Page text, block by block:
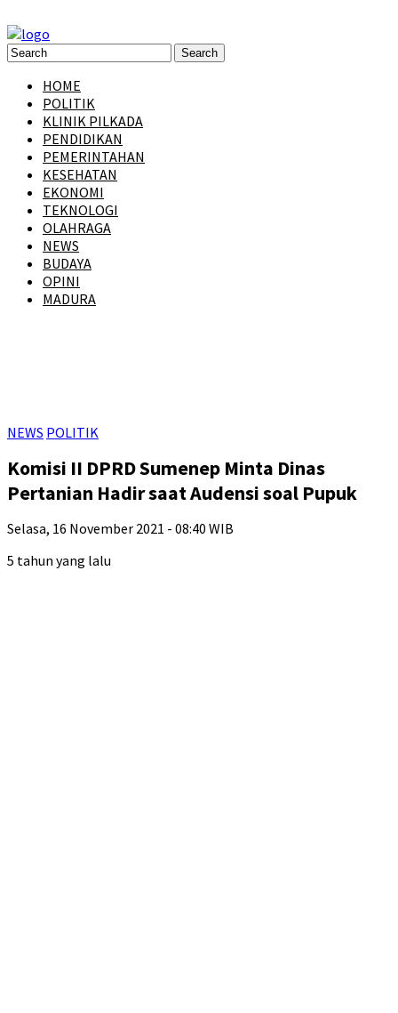
HOME
POLITIK
KLINIK PILKADA
PENDIDIKAN
PEMERINTAHAN
KESEHATAN
EKONOMI
TEKNOLOGI
OLAHRAGA
NEWS
BUDAYA
OPINI
MADURA
NEWS POLITIK
Komisi II DPRD Sumenep Minta Dinas
Pertanian Hadir saat Audensi soal Pupuk
Selasa, 16 November 2021 - 08:40 WIB
5 tahun yang lalu